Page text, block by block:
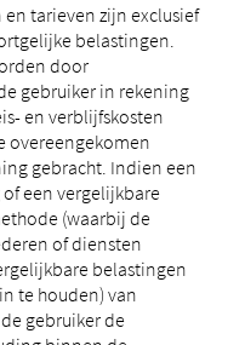
tarieven zijn exclusief
belastingen.
door
gebruiker in rekening
en verblijfskosten
overeengekomen
gebracht. Indien een
een vergelijkbare
(waarbij de
of diensten
belastingen
te houden) van
gebruiker de